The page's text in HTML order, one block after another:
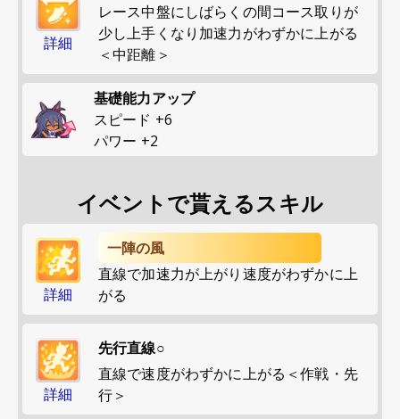
詳細
レース中盤にしばらくの間コース取りが
少し上手くなり加速力がわずかに上がる
＜中距離＞
基礎能力アップ
スピード +6
パワー +2
イベントで貰えるスキル
詳細
一陣の風
直線で加速力が上がり速度がわずかに上
がる
詳細
先行直線○
直線で速度がわずかに上がる＜作戦・先
行＞